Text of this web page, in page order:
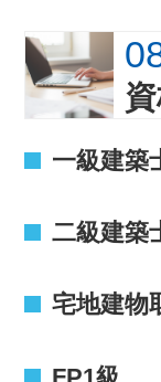
一級建築
二級建築
宅地建物